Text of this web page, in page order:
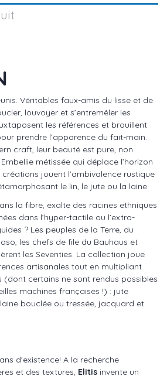
Véritables faux-amis du lisse et de
louvoyer et s’entremêler les
les références et brouillent
prendre l’apparence du fait-main.
craft, leur beauté est pure, non
métissée qui déplace l’horizon
créations jouent l’ambivalence rustique
le lin, le jute ou la laine.
la fibre, exalte des racines ethniques
dans l’hyper-tactile ou l’extra-
? Les peuples de la Terre, du
les chefs de file du Bauhaus et
les Seventies. La collection joue
artisanales tout en multipliant
(dont certains ne sont rendus possibles
machines françaises !) : jute
bouclée ou tressée, jacquard et
d'existence! A la recherche
et des textures, Elitis invente un